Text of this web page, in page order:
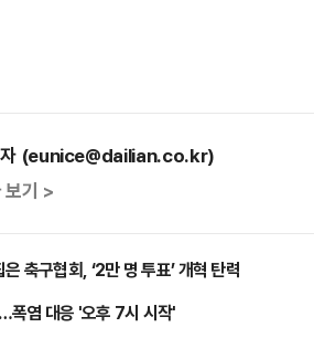
자 (eunice@dailian.co.kr)
보기 >
축구협회, ‘2만 명 투표’ 개혁 탄력
폭염 대응 '오후 7시 시작'